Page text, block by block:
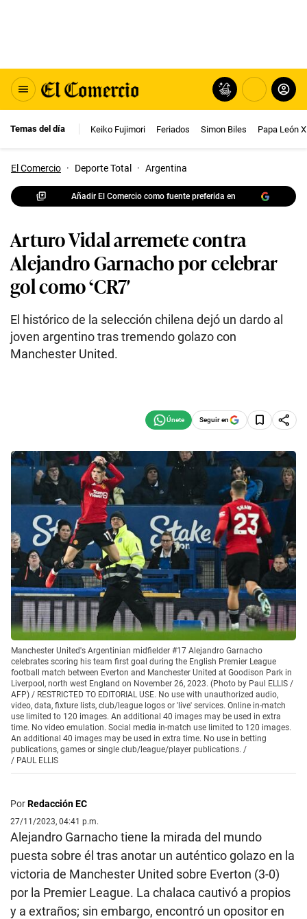
Temas del día Keiko Fujimori Feriados Simon Biles Papa León
El Comercio · Deporte Total · Argentina
Añadir El Comercio como fuente preferida en
Arturo Vidal arremete contra
Alejandro Garnacho por celebrar
gol como ‘CR7′
El histórico de la selección chilena dejó un dardo al
joven argentino tras tremendo golazo con
Manchester United.
Seguir en
Manchester United's Argentinian midfielder #17 Alejandro Garnacho
celebrates scoring his team first goal during the English Premier League
football match between Everton and Manchester United at Goodison Park in
Liverpool, north west England on November 26, 2023. (Photo by Paul ELLIS /
AFP) / RESTRICTED TO EDITORIAL USE. No use with unauthorized audio,
video, data, fixture lists, club/league logos or 'live' services. Online in-match
use limited to 120 images. An additional 40 images may be used in extra
time. No video emulation. Social media in-match use limited to 120 images.
An additional 40 images may be used in extra time. No use in betting
publications, games or single club/league/player publications. /
/ PAUL ELLIS
PorRedacción EC
27/11/2023, 04:41 p.m.
Alejandro Garnacho tiene la mirada del mundo
puesta sobre él tras anotar un auténtico golazo en la
victoria de Manchester United sobre Everton (3-0)
por la Premier League. La chalaca cautivó a propios
y a extraños; sin embargo, encontró un opositor en